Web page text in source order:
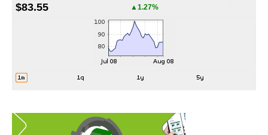
$83.55 ▲1.27%